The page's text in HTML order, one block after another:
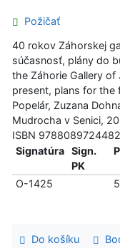
Požičať
40 rokov Záhorskej
súčasnosť, plány do
the Záhorie Gallery of
present, plans for the
Popelár, Zuzana
Mudrocha v Senici,
ISBN
Signatúra
Sign.
PK
O-1425
Do košíku